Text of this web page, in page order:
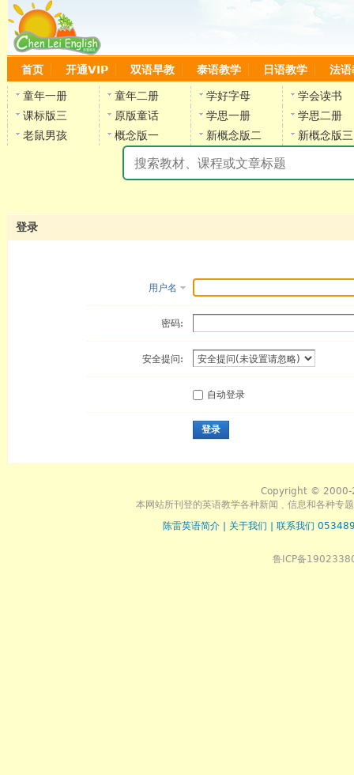
首页 开通VIP 双语早教 泰语教学 日语教学 法语
童年一册 童年二册 学好字母
学会读书
课标版三
原版童话 学思一册
学思二册
老鼠男孩
概念版一 新概念版二 新概念版三
登录
用户名
密码:
安全提问:
自动登录
登录
Copyright © 2000-
本网站所刊登的英语教学各种新闻﹑信息和各种专
陈雷英语简介
关于我们 联系我们
鲁ICP备